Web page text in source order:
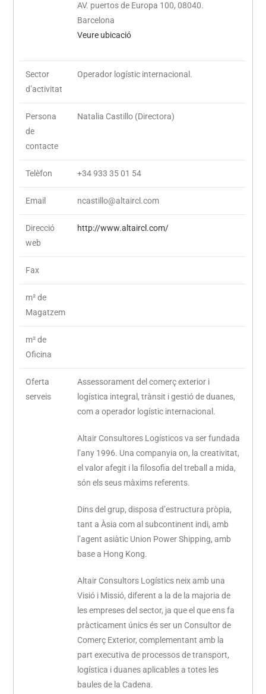
AV. puertos de Europa 100, 08040.
Barcelona
Veure ubicació
Sector
d’activitat
Operador logístic internacional.
Persona
de
contacte
Natalia Castillo (Directora)
Telèfon +34 933 35 01 54
Email ncastillo@altaircl.com
Direcció
web
http://www.altaircl.com/
Fax
m² de
Magatzem
m² de
Oficina
Oferta
serveis
Assessorament del comerç exterior i
logística integral, trànsit i gestió de duanes,
com a operador logístic internacional.
Altair Consultores Logísticos va ser fundada
l’any 1996. Una companyia on, la creativitat,
el valor afegit i la filosofia del treball a mida,
són els seus màxims referents.
Dins del grup, disposa d’estructura pròpia,
tant a Àsia com al subcontinent indi, amb
l’agent asiàtic Union Power Shipping, amb
base a Hong Kong.
Altair Consultors Logístics neix amb una
Visió i Missió, diferent a la de la majoria de
les empreses del sector, ja que el que ens fa
pràcticament únics és ser un Consultor de
Comerç Exterior, complementant amb la
part executiva de processos de transport,
logística i duanes aplicables a totes les
baules de la Cadena.